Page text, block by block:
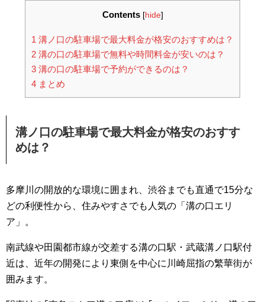
Contents [hide]
1 溝ノ口の駐車場で最大料金が格安のおすすめは？
2 溝の口の駐車場で無料や時間料金が安いのは？
3 溝の口の駐車場で予約ができるのは？
4 まとめ
溝ノ口の駐車場で最大料金が格安のおすす
めは？
多摩川の開放的な環境に囲まれ、渋谷までも直通で15分な
どの利便性から、住みやすさでも人気の「溝の口エリ
ア」。
南武線や田園都市線が交差する溝の口駅・武蔵溝ノ口駅付
近は、近年の開発により東側を中心に川崎屈指の繁華街が
囲みます。